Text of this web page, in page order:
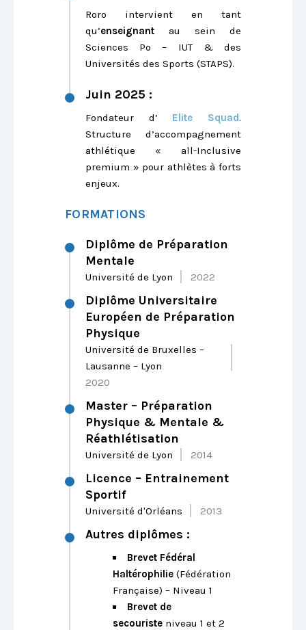
Roro intervient en tant
qu’enseignant au sein de
Sciences Po – IUT & des
Universités des Sports (STAPS).
Juin 2025 :
Fondateur d’ Elite Squad.
Structure d’accompagnement
athlétique « all-Inclusive
premium » pour athlètes à forts
enjeux.
FORMATIONS
Diplôme de Préparation
Mentale
Université de Lyon 2022
Diplôme Universitaire
Européen de Préparation
Physique
Université de Bruxelles –
Lausanne – Lyon
2020
Master – Préparation
Physique & Mentale &
Réathlétisation
Université de Lyon 2014
Licence – Entrainement
Sportif
Université d'Orléans 2013
Autres diplômes :
Brevet Fédéral
Haltérophilie (Fédération
Française) – Niveau 1
Brevet de
secouriste niveau 1 et 2